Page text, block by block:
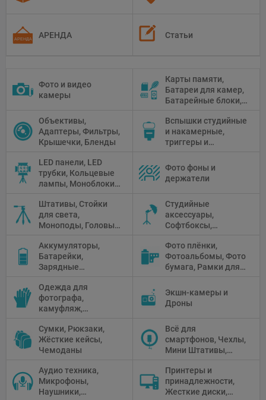
АРЕНДА Статьи
Фото и видео
камеры
Карты памяти,
Батареи для камер,
Батарейные блоки,
Объективы,
Адаптеры, Фильтры,
Крышечки, Бленды
Вспышки студийные
и накамерные,
триггеры и
LED панели, LED
трубки, Кольцевые
лампы, Моноблоки,
Флуоресцентное и
галогенное
освещение
Фото фоны и
держатели
Штативы, Стойки
для света,
Моноподы, Головы
Студийные
аксессуары,
Софтбоксы,
Рефлекторы,
Отражатели,
Предметные
Аккумуляторы,
Батарейки,
Зарядные
питания, Солнечные
панели
Фото плёнки,
Фотоальбомы, Фото
бумага, Рамки для
камеры
Одежда для
фотографа,
камуфляж,
Экшн-камеры и
Дроны
Сумки, Рюкзаки,
Жёсткие кейсы,
Чемоданы
Всё для
смартфонов, Чехлы,
Мини Штативы,
Аудио техника,
Микрофоны,
Наушники,
Принтеры и
принадлежности,
Жесткие диски,